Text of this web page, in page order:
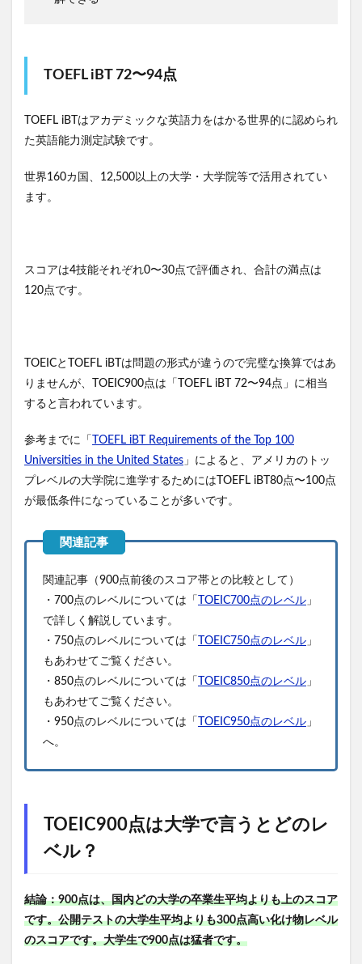
TOEFL iBT 72〜94点
TOEFL iBTはアカデミックな英語力をはかる世界的に認められ
た英語能力測定試験です。
世界160カ国、12,500以上の大学・大学院等で活用されてい
ます。
スコアは4技能それぞれ0〜30点で評価され、合計の満点は
120点です。
TOEICとTOEFL iBTは問題の形式が違うので完璧な換算ではあ
りませんが、TOEIC900点は「TOEFL iBT 72〜94点」に相当
すると言われています。
参考までに「
TOEFL iBT Requirements of the Top 100
Universities in the United States 」によると、アメリカのトッ
プレベルの大学院に進学するためにはTOEFL iBT80点〜100点
が最低条件になっていることが多いです。
関連記事（900点前後のスコア帯との比較として）
・700点のレベルについては「
TOEIC700点のレベル 」
で詳しく解説しています。
・750点のレベルについては「
TOEIC750点のレベル 」
もあわせてご覧ください。
・850点のレベルについては「
TOEIC850点のレベル 」
もあわせてご覧ください。
・950点のレベルについては「
TOEIC950点のレベル 」
へ。
TOEIC900点は大学で言うとどのレ
ベル？
結論：900点は、国内どの大学の卒業生平均よりも上のスコア
です。公開テストの大学生平均よりも300点高い化け物レベル
のスコアです。大学生で900点は猛者です。